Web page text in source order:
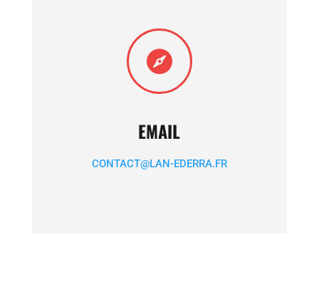

EMAIL
CONTACT@LAN-EDERRA.FR